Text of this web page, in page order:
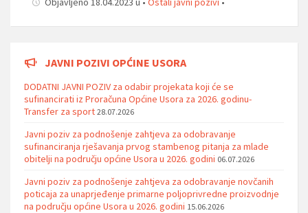
JAVNI POZIVI OPĆINE USORA
DODATNI JAVNI POZIV za odabir projekata koji će se
sufinancirati iz Proračuna Općine Usora za 2026. godinu-
Transfer za sport 28.07.2026
Javni poziv za podnošenje zahtjeva za odobravanje
sufinanciranja rješavanja prvog stambenog pitanja za mlade
obitelji na području općine Usora u 2026. godini 06.07.2026
Javni poziv za podnošenje zahtjeva za odobravanje novčanih
poticaja za unaprjeđenje primarne poljoprivredne proizvodnje
na području općine Usora u 2026. godini 15.06.2026